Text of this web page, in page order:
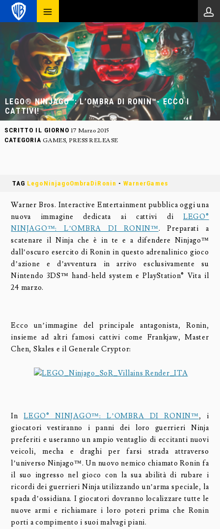
LEGO® NINJAGO™: L’OMBRA DI RONIN™- ECCO I
CATTIVI!
SCRITTO IL GIORNO 17 Marzo 2015
CATEGORIA GAMES, PRESS RELEASE
TAG LegoNinjagoOmbraDiRonin -WarnerGames
Warner Bros. Interactive Entertainment pubblica oggi una
nuova immagine dedicata ai cattivi di LEGO®
NINJAGO™: L’OMBRA DI RONIN™. Preparati a
scatenare il Ninja che è in te e a difendere Ninjago™
dall’oscuro esercito di Ronin in questo adrenalinico gioco
d’azione e d’avventura in arrivo esclusivamente su
Nintendo 3DS™ hand-held system e PlayStation® Vita il
24 marzo.
Ecco un’immagine del principale antagonista, Ronin,
insieme ad altri famosi cattivi come Frankjaw, Master
Chen, Skales e il Generale Cryptor:
InLEGO® NINJAGO™: L’OMBRA DI RONIN™, i
giocatori vestiranno i panni dei loro guerrieri Ninja
preferiti e useranno un ampio ventaglio di eccitanti nuovi
veicoli, mecha e draghi per farsi strada attraverso
l’universo Ninjago™. Un nuovo nemico chiamato Ronin fa
il suo ingresso nel gioco con la sua abilità di rubare i
ricordi dei guerrieri Ninja utilizzando un’arma speciale, la
spada d’ossidiana. I giocatori dovranno localizzare tutte le
nuove armi e richiamare i loro poteri prima che Ronin
porti a compimento i suoi malvagi piani.